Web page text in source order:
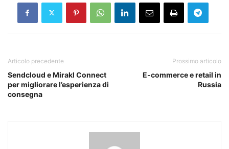
Articolo precedente
Sendcloud e Mirakl Connect
per migliorare l’esperienza di
consegna
Prossimo articolo
E-commerce e retail in
Russia